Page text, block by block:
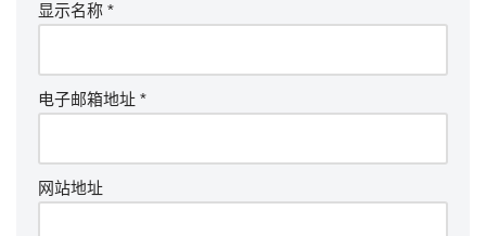
显示名称 *
电子邮箱地址 *
网站地址